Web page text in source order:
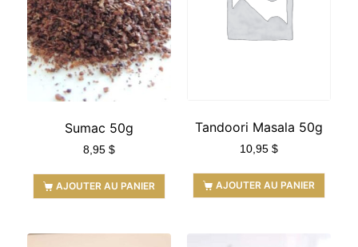
Sumac 50g
8,95 $
AJOUTER AU PANIER
Tandoori Masala 50g
10,95 $
AJOUTER AU PANIER